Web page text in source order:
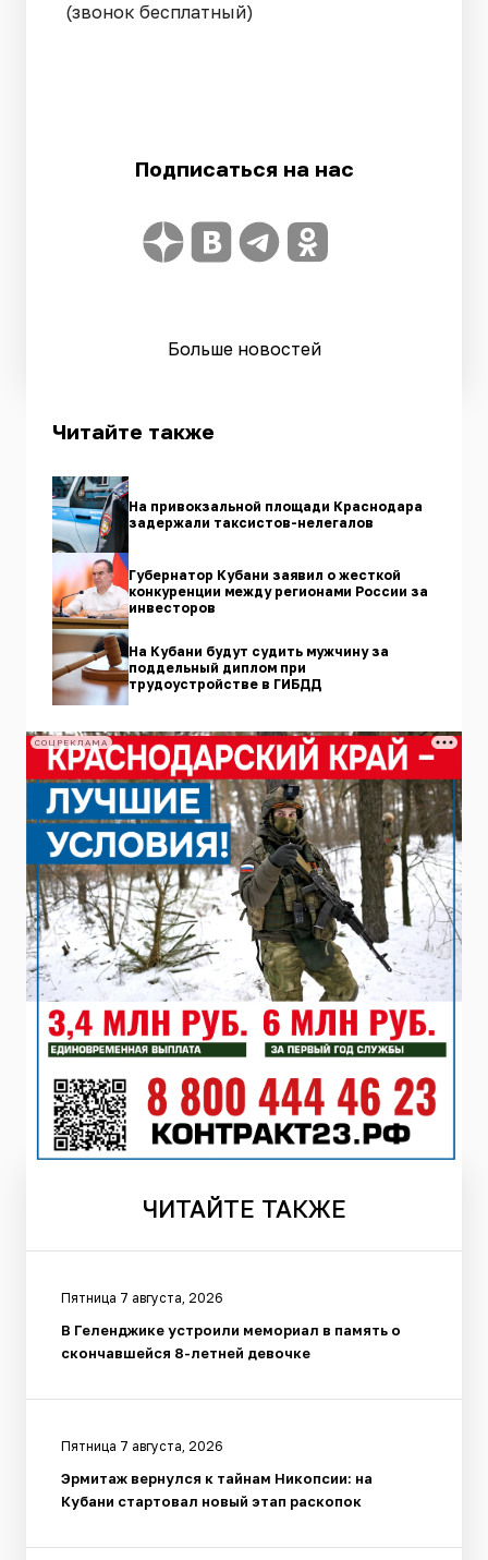
(звонок бесплатный)
Подписаться на нас
Больше новостей
Читайте также
На привокзальной площади Краснодара
задержали таксистов-нелегалов
Губернатор Кубани заявил о жесткой
конкуренции между регионами России за
инвесторов
На Кубани будут судить мужчину за
поддельный диплом при
трудоустройстве в ГИБДД
СОЦРЕКЛАМА
ЧИТАЙТЕ ТАКЖЕ
Пятница 7 августа, 2026
В Геленджике устроили мемориал в память о
скончавшейся 8-летней девочке
Пятница 7 августа, 2026
Эрмитаж вернулся к тайнам Никопсии: на
Кубани стартовал новый этап раскопок